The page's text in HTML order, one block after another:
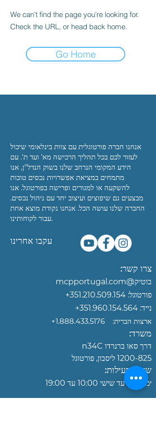
We can’t find the page you’re looking for.
Check the URL, or head back home.
Go Home
אנחנו חברה פורטוגלית עם צוות בינלאומי שיכול
לעזור לכם בכל תהליך הרכישה מא' ועד ת'. עם
הידע המקומי הנרחב שלנו בשוק הנדל"ן, אנו
מתמחים במציאת אפשרויות נכסים טובות
להשקעה או למגורים ופרישה בפורטוגל. אנו
מבצעים גם שיפוצים ועיצוב יחד עם ניהול נכסים.
החברה שלנו עושה הכל. אנחנו נקודת מוצא אחת
עבור לקוחותינו.
עקבו אחרינו
צרו קשר:
בוטיק@mcpportugal.com‏
פורטוגל: 351.210.509.154
+
נייד: 351.960.154.564+
ארצות הברית:
‎+1.888.433.5176
משרד:
דרך סאו ברנרדו n34C
1200-825 ליסבון, פורטוגל
שעות פעילות:
ימים שני עד שישי 10:00 עד 19:00